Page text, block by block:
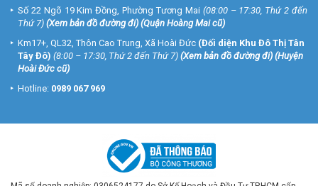
Số 22 Ngõ 19 Kim Đồng, Phường Tương Mai (08:00 – 17:30, Thứ 2 đến
Thứ 7) (Xem bản đồ đường đi) (Quận Hoàng Mai cũ)
Km17+, QL32, Thôn Cao Trung, Xã Hoài Đức (Đối diện Khu Đô Thị Tân
Tây Đô) (8:00 – 17:30, Thứ 2 đến Thứ 7) (Xem bản đồ đường đi) (Huyện
Hoài Đức cũ)
Hotline: 0989 067 969